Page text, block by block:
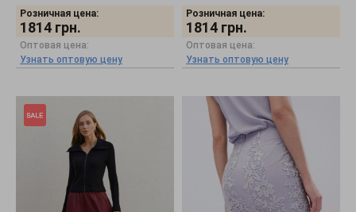
Карманами 0706253
Розничная цена:
1814 грн.
Оптовая цена:
Узнать оптовую цену
Боковому Шву 0706251
Розничная цена:
1814 грн.
Оптовая цена:
Узнать оптовую цену